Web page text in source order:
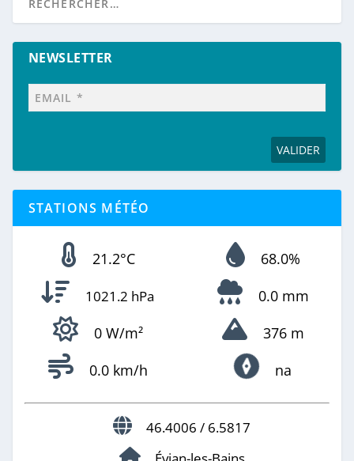
NEWSLETTER
STATIONS MÉTÉO
21.2°C 68.0%
1021.2 hPa
0.0 mm
0 W/m²
376 m
0.0 km/h
na
46.4006 / 6.5817